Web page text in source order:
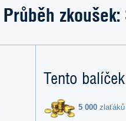
Průběh zkoušek:
Tento
5 000 zlaťáků